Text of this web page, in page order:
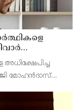
അധിക്ഷേപിച്ച
ജി മോഹന്‍ദാസ്